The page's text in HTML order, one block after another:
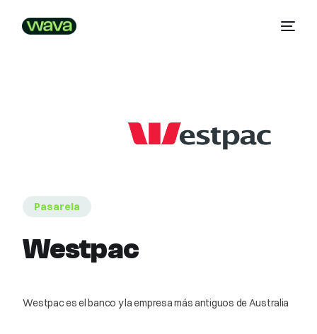
Pasarela
Westpac
Westpac es el banco y la empresa más antiguos de Australia